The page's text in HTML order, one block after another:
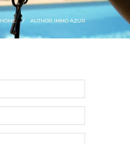
HOME AUTHOR IMMO AZUR